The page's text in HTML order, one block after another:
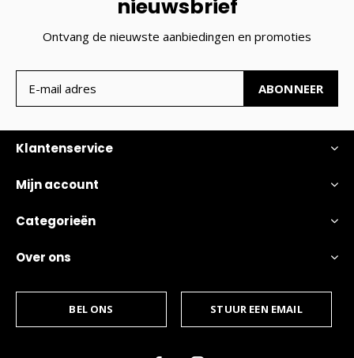
nieuwsbrief
Ontvang de nieuwste aanbiedingen en promoties
ABONNEER
Klantenservice
Mijn account
Categorieën
Over ons
BEL ONS STUUR EEN EMAIL